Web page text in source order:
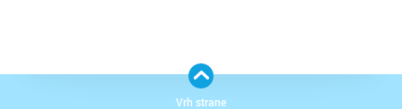
Vrh strane